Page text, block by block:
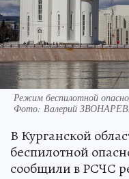
Режим беспилотной
Фото: Валерий ЗВОНАРЕВ.
В Курганской
беспилотной
сообщили в РСЧС